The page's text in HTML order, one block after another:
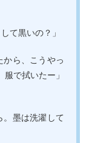
て黒いの？」
から、こうやっ
で拭いたー」
。墨は洗濯して